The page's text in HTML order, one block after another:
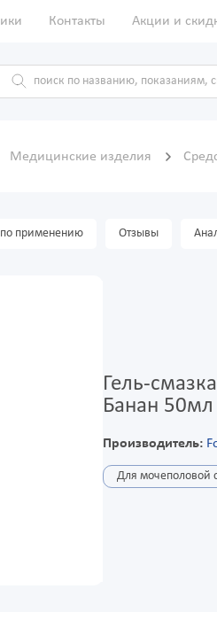
Контакты Акции и
Медицинские изделия
применению Отзывы
Гель-
Банан 50мл
Производитель:
Для мочеполовой